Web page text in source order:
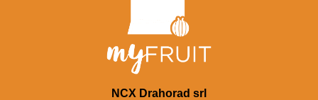
NCX Drahorad srl